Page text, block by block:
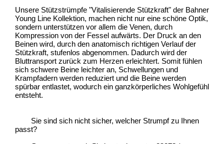
Unsere Stützstrümpfe "Vitalisierende Stützkraft" der Bahner
Young Line Kollektion, machen nicht nur eine schöne Optik,
sondern unterstützen vor allem die Venen, durch
Kompression von der Fessel aufwärts. Der Druck an den
Beinen wird, durch den anatomisch richtigen Verlauf der
Stützkraft, stufenlos abgenommen. Dadurch wird der
Bluttransport zurück zum Herzen erleichtert. Somit fühlen
sich schwere Beine leichter an, Schwellungen und
Krampfadern werden reduziert und die Beine werden
spürbar entlastet, wodurch ein ganzkörperliches Wohlgefühl
entsteht.
passt?